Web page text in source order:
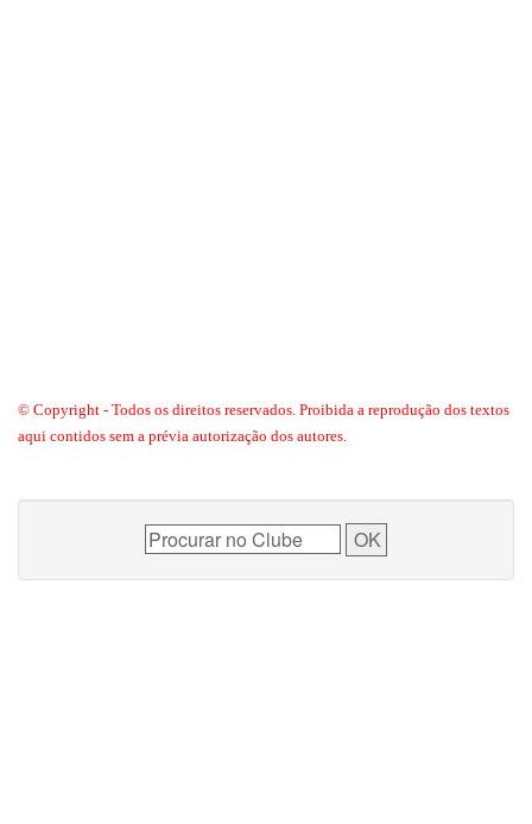
© Copyright - Todos os direitos reservados. Proibida a reprodução dos textos
aqui contidos sem a prévia autorização dos autores.